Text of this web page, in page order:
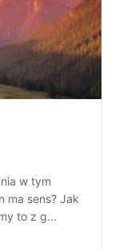
w tym
ma sens? Jak
to z g...